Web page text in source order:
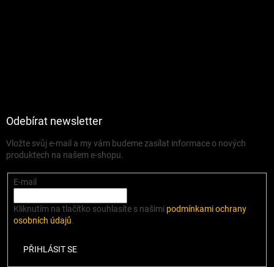
Odebírat newsletter
Vložte svůj e-mail a my vám budeme zasílat informace o nových
produktech na našem e-shopu.
E-mail
Kliknutím na tlačítko souhlasíte s našimi podmínkami ochrany
osobních údajů.
PŘIHLÁSIT SE